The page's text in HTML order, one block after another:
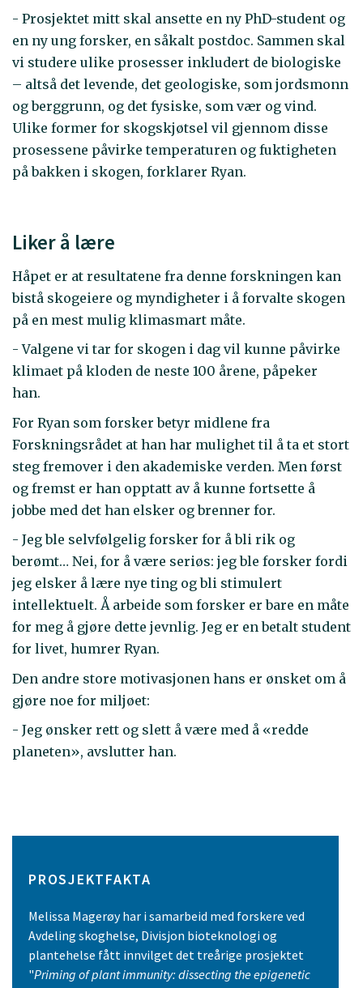
- Prosjektet mitt skal ansette en ny PhD-student og
en ny ung forsker, en såkalt postdoc. Sammen skal
vi studere ulike prosesser inkludert de biologiske
– altså det levende, det geologiske, som jordsmonn
og berggrunn, og det fysiske, som vær og vind.
Ulike former for skogskjøtsel vil gjennom disse
prosessene påvirke temperaturen og fuktigheten
på bakken i skogen, forklarer Ryan.
Liker å lære
Håpet er at resultatene fra denne forskningen kan
bistå skogeiere og myndigheter i å forvalte skogen
på en mest mulig klimasmart måte.
- Valgene vi tar for skogen i dag vil kunne påvirke
klimaet på kloden de neste 100 årene, påpeker
han.
For Ryan som forsker betyr midlene fra
Forskningsrådet at han har mulighet til å ta et stort
steg fremover i den akademiske verden. Men først
og fremst er han opptatt av å kunne fortsette å
jobbe med det han elsker og brenner for.
- Jeg ble selvfølgelig forsker for å bli rik og
berømt… Nei, for å være seriøs: jeg ble forsker fordi
jeg elsker å lære nye ting og bli stimulert
intellektuelt. Å arbeide som forsker er bare en måte
for meg å gjøre dette jevnlig. Jeg er en betalt student
for livet, humrer Ryan.
Den andre store motivasjonen hans er ønsket om å
gjøre noe for miljøet:
- Jeg ønsker rett og slett å være med å «redde
planeten», avslutter han.
PROSJEKTFAKTA
Melissa Magerøy har i samarbeid med forskere ved
Avdeling skoghelse, Divisjon bioteknologi og
plantehelse fått innvilget det treårige prosjektet
"Priming of plant immunity: dissecting the epigenetic